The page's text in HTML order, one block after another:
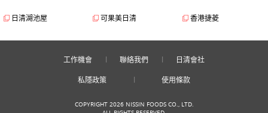
日清湖池屋 可果美日清 香港捷菱
工作機會 聯絡我們 日清會社
私隱政策 使用條款
COPYRIGHT 2026 NISSIN FOODS CO., LTD.